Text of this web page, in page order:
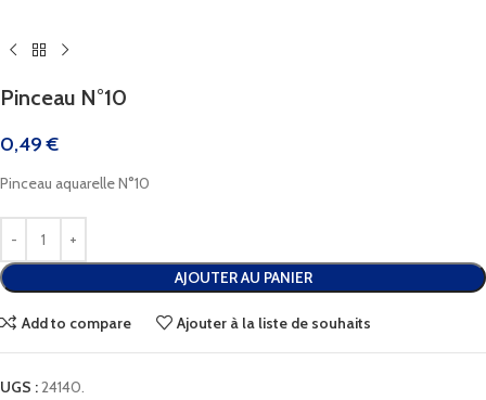
Pinceau N°10
0,49€
Pinceau aquarelle N°10
AJOUTER AU PANIER
Add to compare Ajouter à la liste de souhaits
UGS :24140.